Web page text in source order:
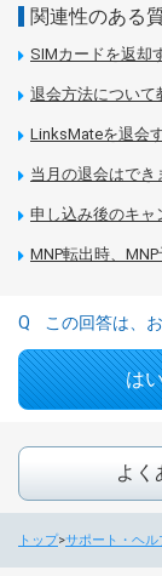
関連性のある
SIMカードを返却
退会方法について
LinksMateを退会
当月の退会はでき
申し込み後のキャ
MNP転出時、
この回答は、
は
よく
トップ サポート・ヘル